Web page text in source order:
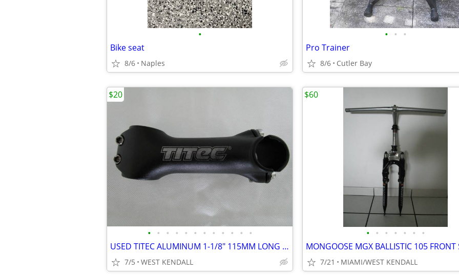
•
Bike seat
8/6 Naples
• • •
Pro Trainer
8/6 Cutler Bay
• • • • • • • • • • • •
USED TITEC ALUMINUM 1-1/8" 115MM LONG 5 DEGREES & 25.4MM CLAMP MATTE B
7/5 WEST KENDALL
$20
• • • • • • •
7/21 MIAMI/WEST KENDALL
$60